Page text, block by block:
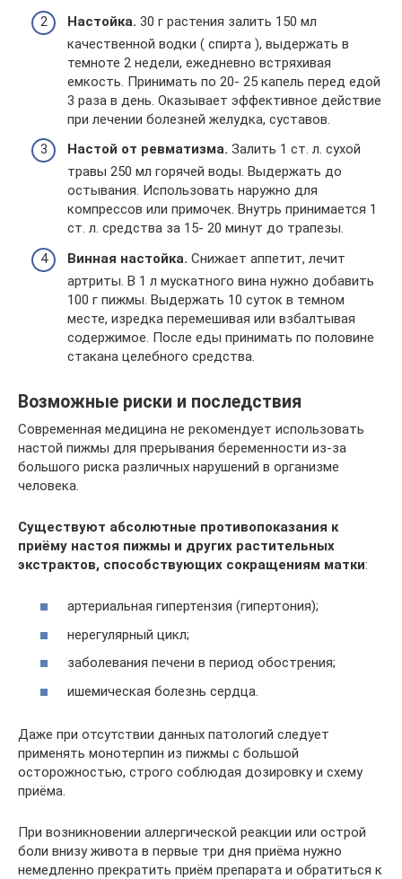
Настойка. 30 г растения залить 150 мл
качественной водки ( спирта ), выдержать в
темноте 2 недели, ежедневно встряхивая
емкость. Принимать по 20- 25 капель перед едой
3 раза в день. Оказывает эффективное действие
при лечении болезней желудка, суставов.
Настой от ревматизма. Залить 1 ст. л. сухой
травы 250 мл горячей воды. Выдержать до
остывания. Использовать наружно для
компрессов или примочек. Внутрь принимается 1
ст. л. средства за 15- 20 минут до трапезы.
Винная настойка. Снижает аппетит, лечит
артриты. В 1 л мускатного вина нужно добавить
100 г пижмы. Выдержать 10 суток в темном
месте, изредка перемешивая или взбалтывая
содержимое. После еды принимать по половине
стакана целебного средства.
Возможные риски и последствия
Современная медицина не рекомендует использовать
настой пижмы для прерывания беременности из-за
большого риска различных нарушений в организме
человека.
Существуют абсолютные противопоказания к
приёму настоя пижмы и других растительных
экстрактов, способствующих сокращениям матки:
артериальная гипертензия (гипертония);
нерегулярный цикл;
заболевания печени в период обострения;
ишемическая болезнь сердца.
Даже при отсутствии данных патологий следует
применять монотерпин из пижмы с большой
осторожностью, строго соблюдая дозировку и схему
приёма.
При возникновении аллергической реакции или острой
боли внизу живота в первые три дня приёма нужно
немедленно прекратить приём препарата и обратиться к